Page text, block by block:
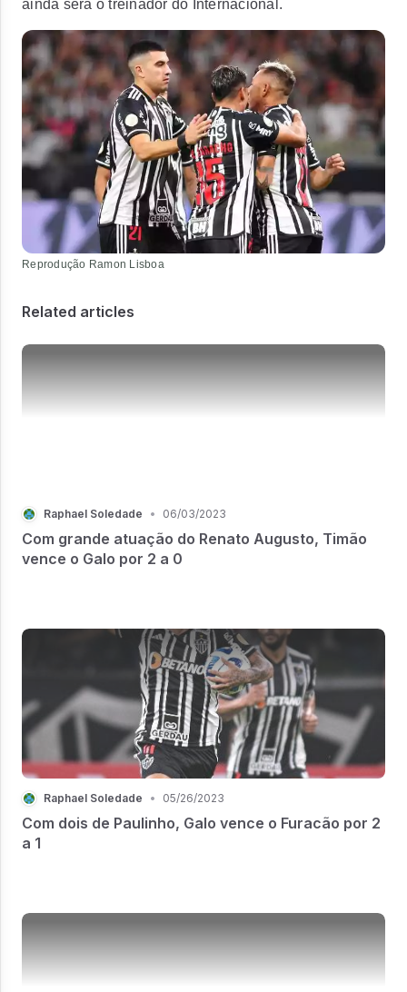
ainda será o treinador do Internacional.
Reprodução Ramon Lisboa
Related articles
Raphael Soledade • 06/03/2023
Com grande atuação do Renato Augusto, Timão
vence o Galo por 2 a 0
Raphael Soledade • 05/26/2023
Com dois de Paulinho, Galo vence o Furacão por 2
a 1